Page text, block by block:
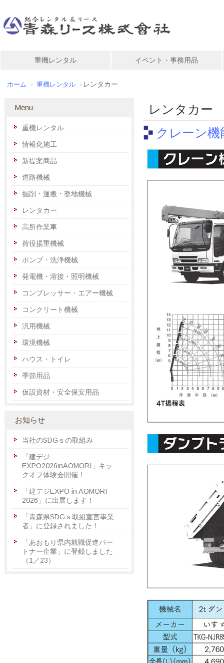
重機レンタル イベント・事務用品
ホーム 重機レンタル レンタカー
Menu
重機レンタル
情報化施工
新提案商品
道路機械
掘削・運搬・整地機械
レンタカー
高所作業車
荷役揚重機械
ポンプ・洗浄機械
発電機・溶接・照明機械
コンプレッサー・エアー機械
コンクリート機械
汎用機械
環境機械
ハウス・トイレ
季節用品
仮設資材・安全保安用品
お知らせ
当社のSDGｓの取組み
「建デジ
EXPO2026inAOMORI」キッ
クオフ体験会開催！
「建デジEXPO in AOMORI
2026」に出展します！
「青森県SDGｓ取組宣言事業
者」に登録されました！
「あおもり県内就職促進パー
トナー企業」に登録しました
（1／23）
レンタカー
クレーン